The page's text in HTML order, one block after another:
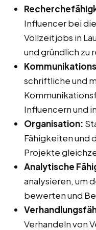
Influencer bei
Vollzeitjobs in
und gründlich zu
schriftliche und
Influencern und
Organisation:
Fähigkeiten und
Projekte
Analytische
analysieren, um
bewerten und
Verhandeln von